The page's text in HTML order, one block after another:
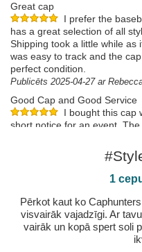
Great cap
I prefer the
has a great selection of all
Shipping took a little while as
was easy to track and the
perfect condition.
Publicēts 2025-04-27 ar
Good Cap and Good Service
I bought this cap
short notice for an event.
order.No complaints at all
Publicēts 2024-06-26 ar
1
Pērkot kaut ko
visvairāk vajadzīgi. Ar
vairāk un kopā spert soli